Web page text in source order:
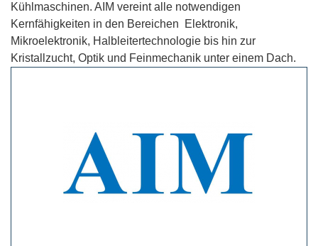
Kühlmaschinen. AIM vereint alle notwendigen
Kernfähigkeiten in den Bereichen Elektronik,
Mikroelektronik, Halbleitertechnologie bis hin zur
Kristallzucht, Optik und Feinmechanik unter einem Dach.